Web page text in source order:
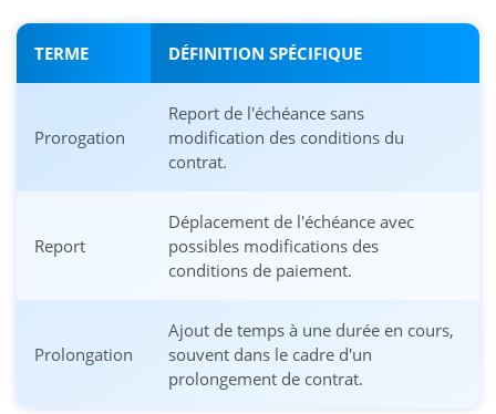
TERME DÉFINITION SPÉCIFIQUE
Prorogation
Report de l'échéance sans
modification des conditions du
contrat.
Report
Déplacement de l'échéance avec
possibles modifications des
conditions de paiement.
Prolongation
Ajout de temps à une durée en cours,
souvent dans le cadre d'un
prolongement de contrat.